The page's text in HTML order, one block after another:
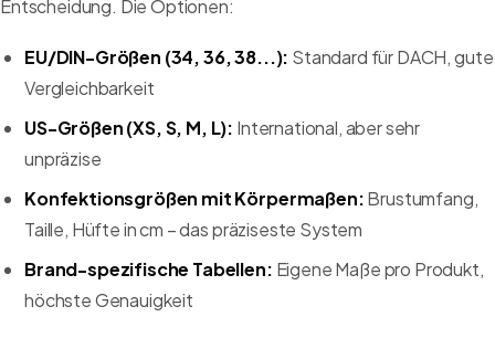
Entscheidung. Die Optionen:
EU/DIN-Größen (34, 36, 38...): Standard für DACH, gute
Vergleichbarkeit
US-Größen (XS, S, M, L): International, aber sehr
unpräzise
Konfektionsgrößen mit Körpermaßen:Brustumfang,
Taille, Hüfte in cm – das präziseste System
Brand-spezifische Tabellen: Eigene Maße pro Produkt,
höchste Genauigkeit